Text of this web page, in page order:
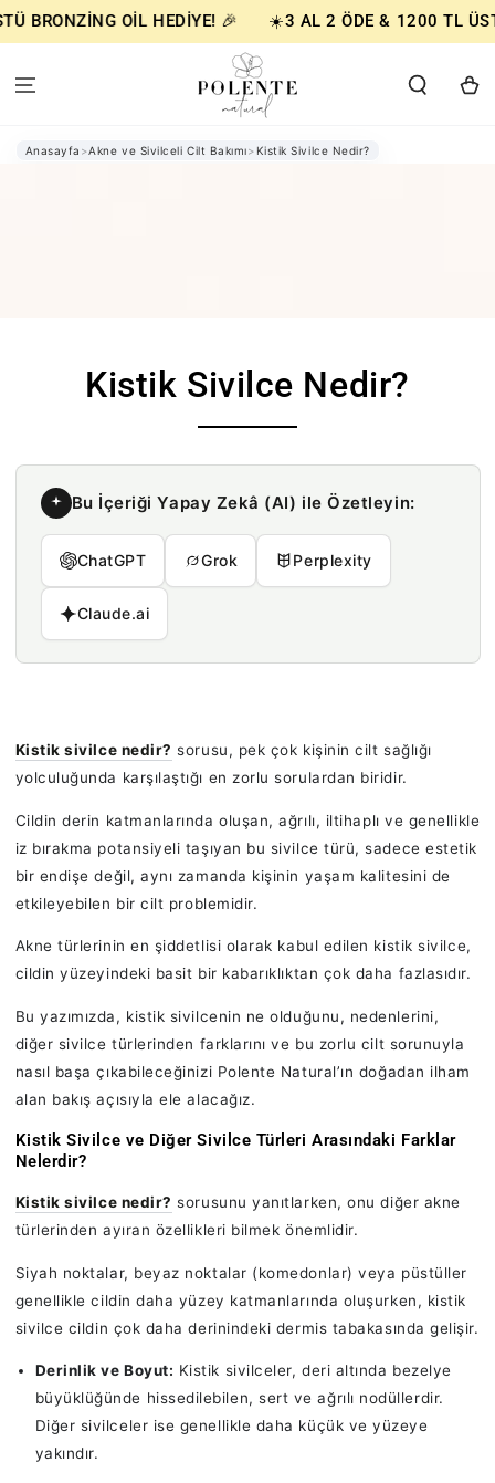
OİL HEDİYE! 🎉 ☀️3 AL 2 ÖDE & 1200 TL ÜSTÜ
Sepet
Anasayfa >Akne ve Sivilceli Cilt Bakımı>Kistik Sivilce Nedir?
Kistik Sivilce Nedir?
Bu İçeriği Yapay Zekâ (AI) ile Özetleyin:
ChatGPT Grok Perplexity
Claude.ai
Kistik sivilce nedir? sorusu, pek çok kişinin cilt sağlığı
yolculuğunda karşılaştığı en zorlu sorulardan biridir.
Cildin derin katmanlarında oluşan, ağrılı, iltihaplı ve genellikle
iz bırakma potansiyeli taşıyan bu sivilce türü, sadece estetik
bir endişe değil, aynı zamanda kişinin yaşam kalitesini de
etkileyebilen bir cilt problemidir.
Akne türlerinin en şiddetlisi olarak kabul edilen kistik sivilce,
cildin yüzeyindeki basit bir kabarıklıktan çok daha fazlasıdır.
Bu yazımızda, kistik sivilcenin ne olduğunu, nedenlerini,
diğer sivilce türlerinden farklarını ve bu zorlu cilt sorunuyla
nasıl başa çıkabileceğinizi Polente Natural’ın doğadan ilham
alan bakış açısıyla ele alacağız.
Kistik Sivilce ve Diğer Sivilce Türleri Arasındaki Farklar
Nelerdir?
Kistik sivilce nedir? sorusunu yanıtlarken, onu diğer akne
türlerinden ayıran özellikleri bilmek önemlidir.
Siyah noktalar, beyaz noktalar (komedonlar) veya püstüller
genellikle cildin daha yüzey katmanlarında oluşurken, kistik
sivilce cildin çok daha derinindeki dermis tabakasında gelişir.
Derinlik ve Boyut: Kistik sivilceler, deri altında bezelye
büyüklüğünde hissedilebilen, sert ve ağrılı nodüllerdir.
Diğer sivilceler ise genellikle daha küçük ve yüzeye
yakındır.